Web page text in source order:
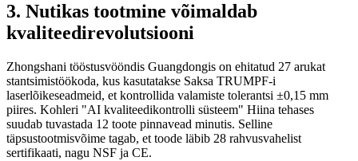
3. Nutikas tootmine võimaldab
kvaliteedirevolutsiooni
Zhongshani tööstusvööndis Guangdongis on ehitatud 27 arukat
stantsimistöökoda, kus kasutatakse Saksa TRUMPF-i
laserlõikeseadmeid, et kontrollida valamiste tolerantsi ±0,15 mm
piires. Kohleri "AI kvaliteedikontrolli süsteem" Hiina tehases
suudab tuvastada 12 toote pinnavead minutis. Selline
täpsustootmisvõime tagab, et toode läbib 28 rahvusvahelist
sertifikaati, nagu NSF ja CE.